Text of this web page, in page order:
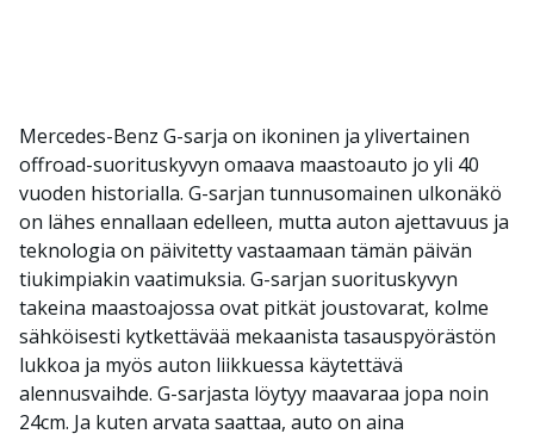
Mercedes-Benz G-sarja on ikoninen ja ylivertainen
offroad-suorituskyvyn omaava maastoauto jo yli 40
vuoden historialla. G-sarjan tunnusomainen ulkonäkö
on lähes ennallaan edelleen, mutta auton ajettavuus ja
teknologia on päivitetty vastaamaan tämän päivän
tiukimpiakin vaatimuksia. G-sarjan suorituskyvyn
takeina maastoajossa ovat pitkät joustovarat, kolme
sähköisesti kytkettävää mekaanista tasauspyörästön
lukkoa ja myös auton liikkuessa käytettävä
alennusvaihde. G-sarjasta löytyy maavaraa jopa noin
24cm. Ja kuten arvata saattaa, auto on aina